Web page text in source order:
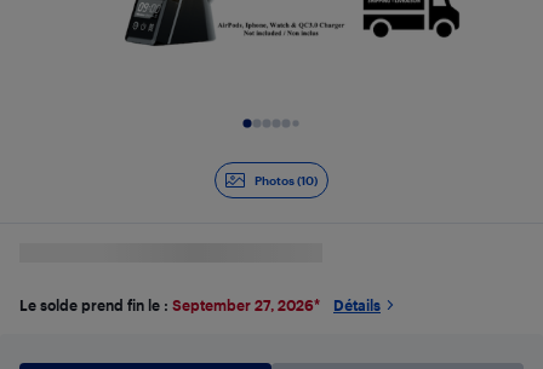
Photos (10)
Le solde prend fin le : September 27, 2026* Détails